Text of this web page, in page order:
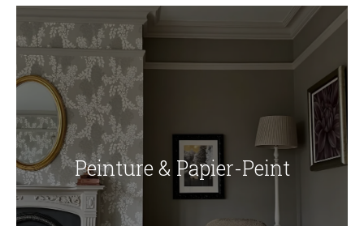
Peinture & Papier-Peint